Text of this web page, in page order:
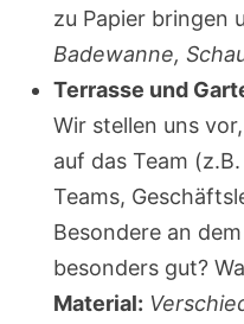
zu Papier bringen
Badewanne,
Terrasse und
Wir stellen uns
auf das Team
Teams,
Besondere an
besonders gut?
Material: